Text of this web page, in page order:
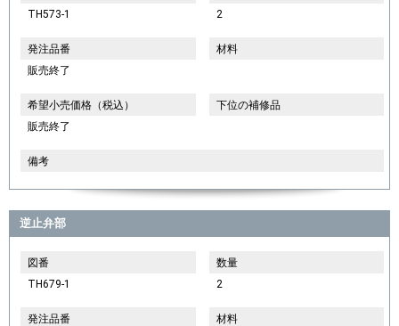
TH573-1
2
発注品番
販売終了
材料
希望小売価格（税込）
販売終了
下位の補修品
備考
逆止弁部
図番
TH679-1
数量
2
発注品番
材料